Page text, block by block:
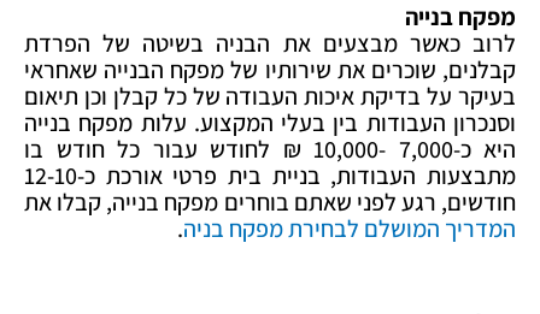
מפקח בנייה
לרוב כאשר מבצעים את הבניה בשיטה של הפרדת
קבלנים, שוכרים את שירותיו של מפקח הבנייה שאחראי
בעיקר על בדיקת איכות העבודה של כל קבלן וכן תיאום
וסנכרון העבודות בין בעלי המקצוע. עלות מפקח בנייה
היא כ-7,000 -10,000 ₪ לחודש עבור כל חודש בו
מתבצעות העבודות, בניית בית פרטי אורכת כ-12-10
חודשים, רגע לפני שאתם בוחרים מפקח בנייה, קבלו את
המדריך המושלם לבחירת מפקח בניה.